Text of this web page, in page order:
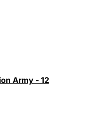
Army - 12